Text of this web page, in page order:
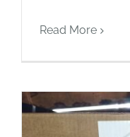
Read More